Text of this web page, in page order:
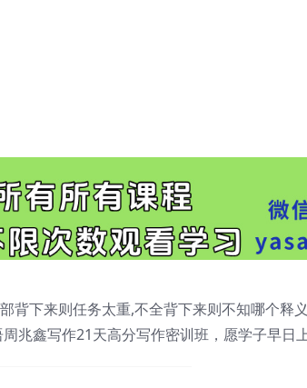
背下来则任务太重,不全背下来则不知哪个释
兆鑫写作21天高分写作密训班，愿学子早日上